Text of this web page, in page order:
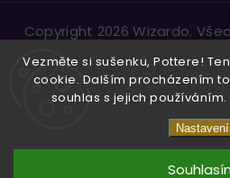
Vezměte si sušenku, Pottere!
cookie. Dalším procházením
souhlas s jejich
Nastavení
Copyright 2026Wizardo.
VytvořilShoptet| Design